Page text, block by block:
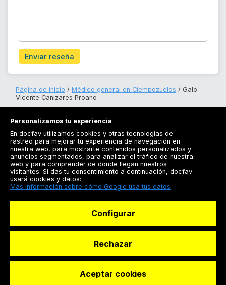
Enviar reseña
Página de inicio Médico general en Ciempozuelos
Galo
Vicente Canizares Proano
Registrarse
Docfav
© Dashboard Technologies S.L
Personalizamos tu experiencia
En docfav utilizamos cookies y otras tecnologías de
rastreo para mejorar tu experiencia de navegación en
nuestra web, para mostrarte contenidos personalizados y
anuncios segmentados, para analizar el tráfico de nuestra
web y para comprender de donde llegan nuestros
visitantes. Si das tu consentimiento a continuación, docfav
usará cookies y datos:
Más información sobre cómo Google usa tus datos
Configurar
Rechazar
Aceptar cookies